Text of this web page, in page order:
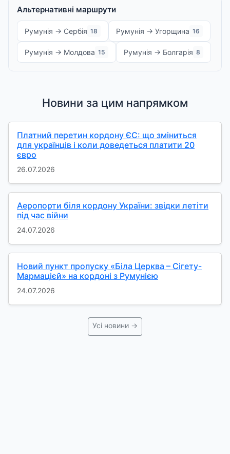
Альтернативні маршрути
Румунія → Сербія 18 Румунія → Угорщина 16
Румунія → Молдова 15 Румунія → Болгарія 8
Новини за цим напрямком
Платний перетин кордону ЄС: що зміниться
для українців і коли доведеться платити 20
євро
26.07.2026
Аеропорти біля кордону України: звідки летіти
під час війни
24.07.2026
Новий пункт пропуску «Біла Церква – Сігету-
Мармацієй» на кордоні з Румунією
24.07.2026
Усі новини →